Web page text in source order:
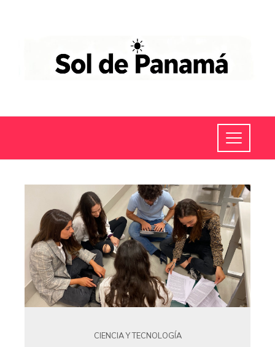
CIENCIA Y TECNOLOGÍA